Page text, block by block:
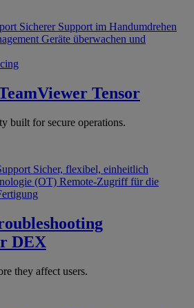
Sicherer Support im Handumdrehen
Geräte überwachen und
Tensor
built for secure operations.
Sicher, flexibel, einheitlich
(OT) Remote-Zugriff für die
DEX
they affect users.